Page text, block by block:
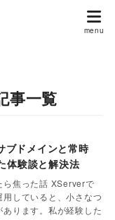
事一覧
ブドメインと常時
体験談と解決法
ら焦った話 XServerで
していると、小さなつ
あります。私が経験した